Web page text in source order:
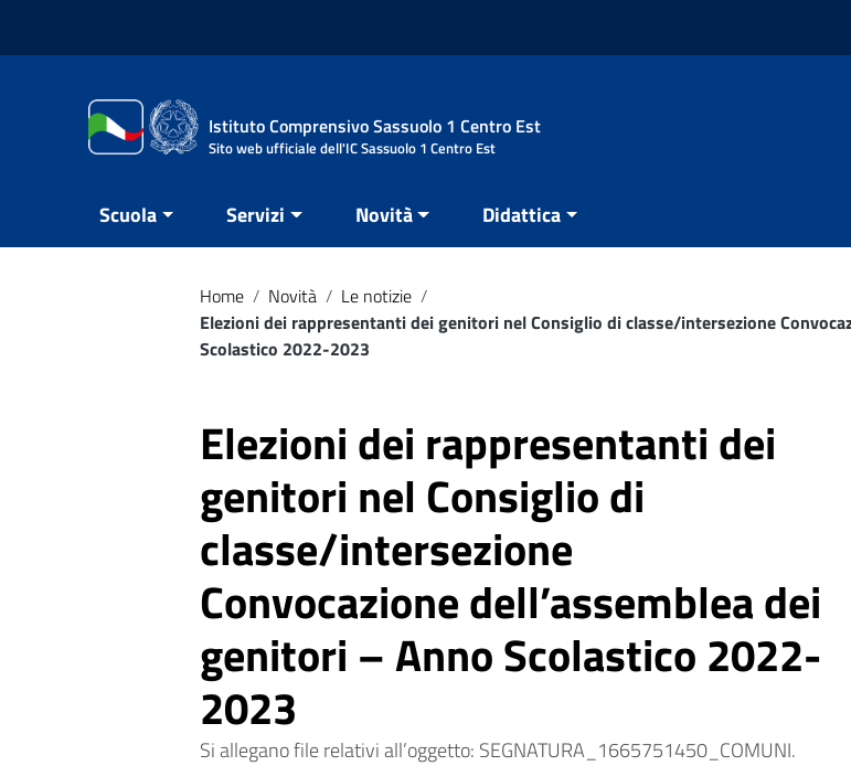
Istituto Comprensivo Sassuolo 1 Centro Est
Sito web ufficiale dell'IC Sassuolo 1 Centro Est
Scuola Servizi Novità Didattica
Home / Novità / Le notizie /
Elezioni dei rappresentanti dei genitori nel Consiglio di classe/intersezione
Scolastico 2022-2023
Elezioni dei rappresentanti dei
genitori nel Consiglio di
classe/intersezione
Convocazione dell’assemblea dei
genitori – Anno Scolastico 2022-
2023
Si allegano file relativi all’oggetto: SEGNATURA_1665751450_COMUNI.